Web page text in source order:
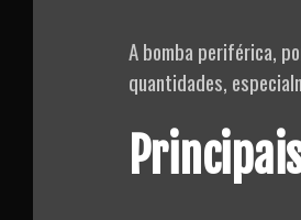
A bomba periférica,
quantidades,